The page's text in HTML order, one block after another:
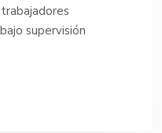
supervisión